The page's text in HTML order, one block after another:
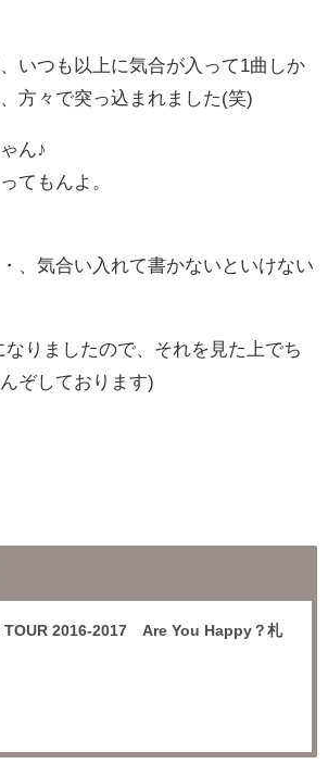
いつも以上に気合が入って1曲しか
方々で突っ込まれました(笑)
ん♪
てもんよ。
、気合い入れて書かないといけない
りましたので、それを見た上でち
ぞしております)
TOUR 2016-2017 Are You Happy？札